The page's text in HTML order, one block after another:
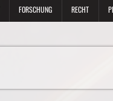
FORSCHUNG RECHT